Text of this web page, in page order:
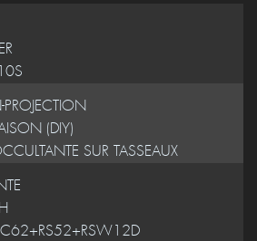
PROJECTION
(DIY)
SUR TASSEAUX